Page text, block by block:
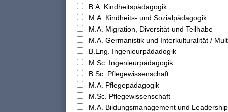
B.A. Kindheitspädagogik
M.A. Kindheits- und Sozialpädagogik
M.A. Migration, Diversität und Teilhabe
M.A. Germanistik und Interkulturalität /
B.Eng. Ingenieurpädadogik
M.Sc. Ingenieurpädagogik
B.Sc. Pflegewissenschaft
M.A. Pflegepädagogik
M.Sc. Pflegewissenschaft
M.A. Bildungsmanagement und